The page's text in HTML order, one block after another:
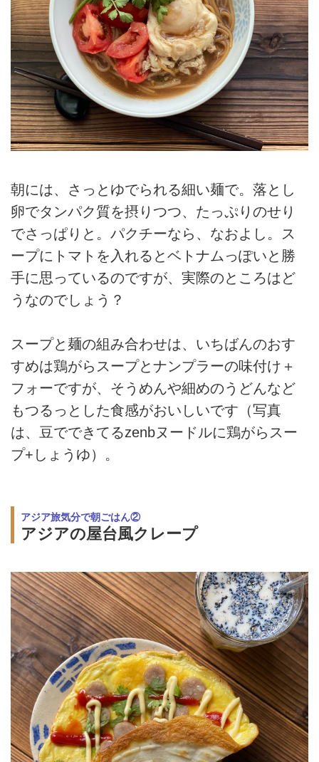
朝には、さっとゆでられる細い麺で。落とし
卵でタンパク質を摂りつつ、たっぷりのせり
でさっぱりと。パクチーなら、なおよし。ス
ープにトマトを入れるとベトナムっぽいと勝
手に思っているのですが、実際のところはど
うなのでしょう？
スープと麺の組み合わせは、いちばんのおす
すめは鶏がらスープとナンプラーの味付け＋
フォーですが、そうめんや細めのうどんなど
もつるっとした食感がおいしいです（写真
は、豆でできてるzenbヌードルに鶏がらスー
プ+しょうゆ）。
アジア旅気分で朝ごはん②
アジアの屋台風クレープ